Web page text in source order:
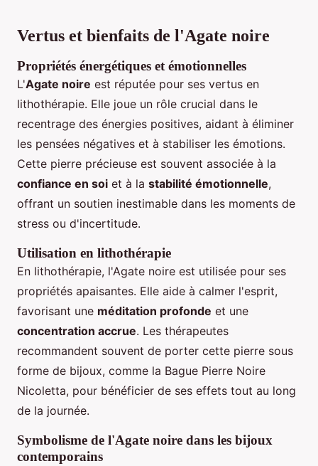
Vertus et bienfaits de l'Agate noire
Propriétés énergétiques et émotionnelles
L'Agate noire est réputée pour ses vertus en
lithothérapie. Elle joue un rôle crucial dans le
recentrage des énergies positives, aidant à éliminer
les pensées négatives et à stabiliser les émotions.
Cette pierre précieuse est souvent associée à la
confiance en soi et à la stabilité émotionnelle,
offrant un soutien inestimable dans les moments de
stress ou d'incertitude.
Utilisation en lithothérapie
En lithothérapie, l'Agate noire est utilisée pour ses
propriétés apaisantes. Elle aide à calmer l'esprit,
favorisant une méditation profonde et une
concentration accrue. Les thérapeutes
recommandent souvent de porter cette pierre sous
forme de bijoux, comme la Bague Pierre Noire
Nicoletta, pour bénéficier de ses effets tout au long
de la journée.
Symbolisme de l'Agate noire dans les bijoux
contemporains